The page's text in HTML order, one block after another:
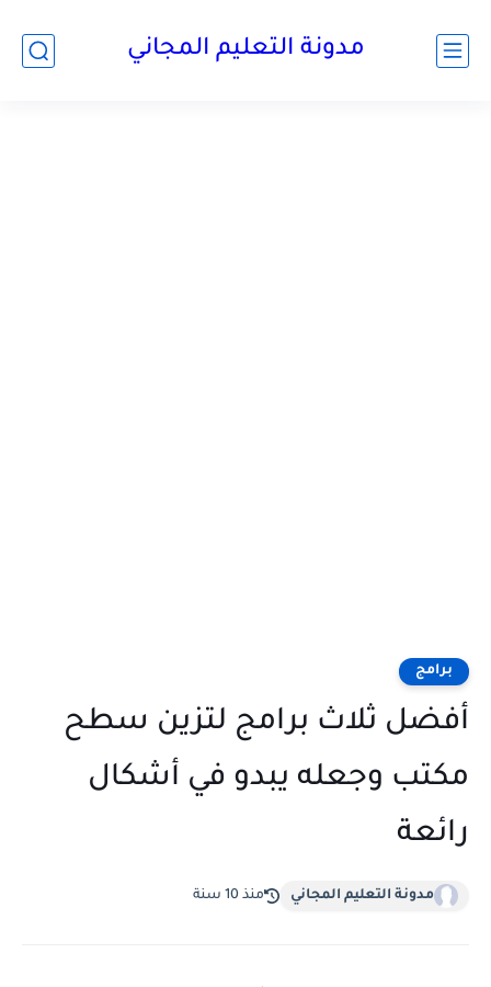
مدونة التعليم المجاني
برامج
أفضل ثلاث برامج لتزين سطح
مكتب وجعله يبدو في أشكال
رائعة
مدونة التعليم المجاني منذ 10 سنة